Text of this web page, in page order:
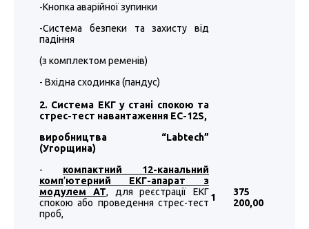
-Кнопка аварійної зупинки
-Система безпеки та захисту від
падіння
(з комплектом ременів)
- Вхідна сходинка (пандус)
2. Система ЕКГ у стані спокою та
стрес-тест навантаження EC-12S,
виробництва “Labtech”
(Угорщина)
- компактний 12-канальний
комп’ютерний ЕКГ-апарат з
модулем АТ, для реєстрації ЕКГ
спокою або проведення стрес-тест
проб,
1
375
200,00